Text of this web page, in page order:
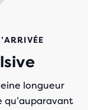
longueur
qu’auparavant